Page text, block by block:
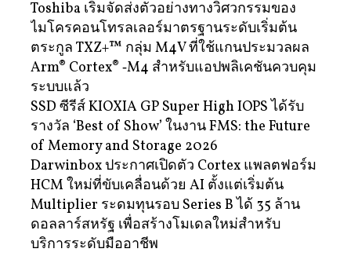
Toshiba เริ่มจัดส่งตัวอย่างทางวิศวกรรมของ
ไมโครคอนโทรลเลอร์มาตรฐานระดับเริ่มต้น
ตระกูล TXZ+™ กลุ่ม M4V ที่ใช้แกนประมวลผล
Arm® Cortex® ‑M4 สำหรับแอปพลิเคชันควบคุม
ระบบแล้ว
SSD ซีรีส์ KIOXIA GP Super High IOPS ได้รับ
รางวัล ‘Best of Show’ ในงาน FMS: the Future
of Memory and Storage 2026
Darwinbox ประกาศเปิดตัว Cortex แพลตฟอร์ม
HCM ใหม่ที่ขับเคลื่อนด้วย AI ตั้งแต่เริ่มต้น
Multiplier ระดมทุนรอบ Series B ได้ 35 ล้าน
ดอลลาร์สหรัฐ เพื่อสร้างโมเดลใหม่สำหรับ
บริการระดับมืออาชีพ